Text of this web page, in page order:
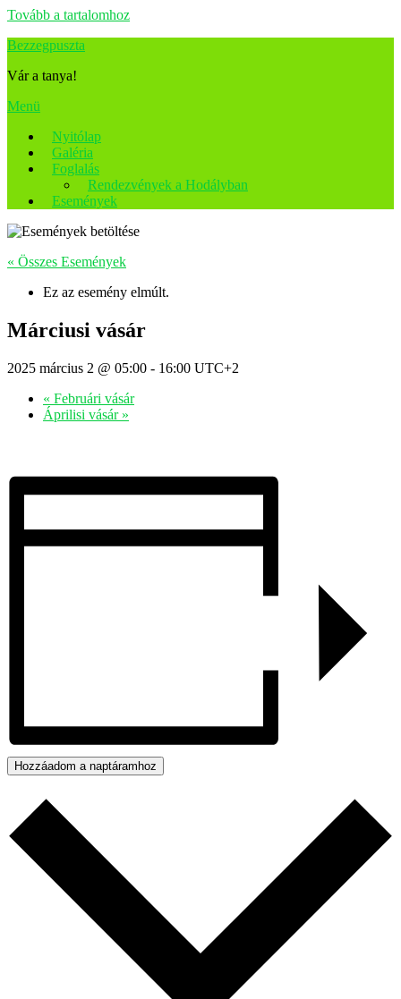
Tovább a tartalomhoz
Bezzegpuszta
Vár a tanya!
Menü
Nyitólap
Galéria
Foglalás
Rendezvények a Hodályban
Események
« Összes Események
Ez az esemény elmúlt.
Márciusi vásár
2025 március 2 @ 05:00 - 16:00 UTC+2
« Februári vásár
Áprilisi vásár »
Hozzáadom a naptáramhoz